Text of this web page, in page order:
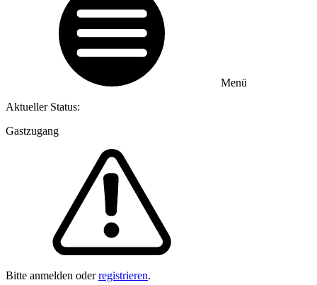
Menü
Aktueller Status:
Gastzugang
Bitte anmelden oderregistrieren.